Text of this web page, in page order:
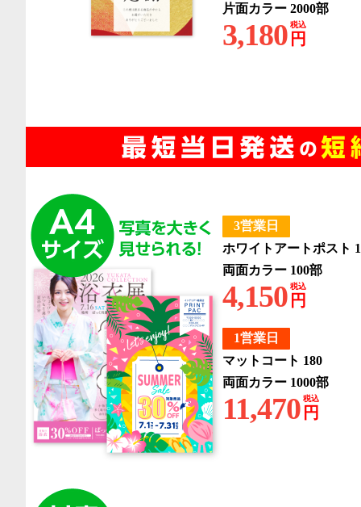
片面カラー 2000部
3,180 税込
円
3営業日
ホワイトアートポスト
両面カラー 100部
4,150 税込
円
1営業日
マットコート 180
両面カラー 1000部
11,470 税込
円